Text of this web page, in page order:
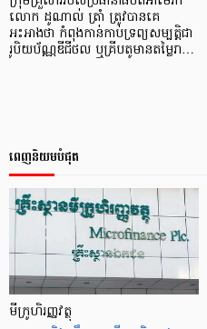
លោក ដូណាល់ ត្រាំ ត្រូវបានគេ
អះអាងថា កំពុងកាន់កាប់ទ្រព្យសម្បត្តិជា
រូបិយប័ណ្ណឌីជីថល ឬគ្រីបតូមានតម្លៃរា…
ពេញនិយមបំផុត
មីក្រូ​ហិរញ្ញវត្ថុ